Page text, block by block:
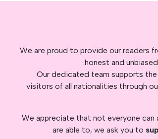
We are proud to provide our readers
honest and
Our dedicated team supports
visitors of all nationalities through
We appreciate that not everyone
are able to, we ask you to